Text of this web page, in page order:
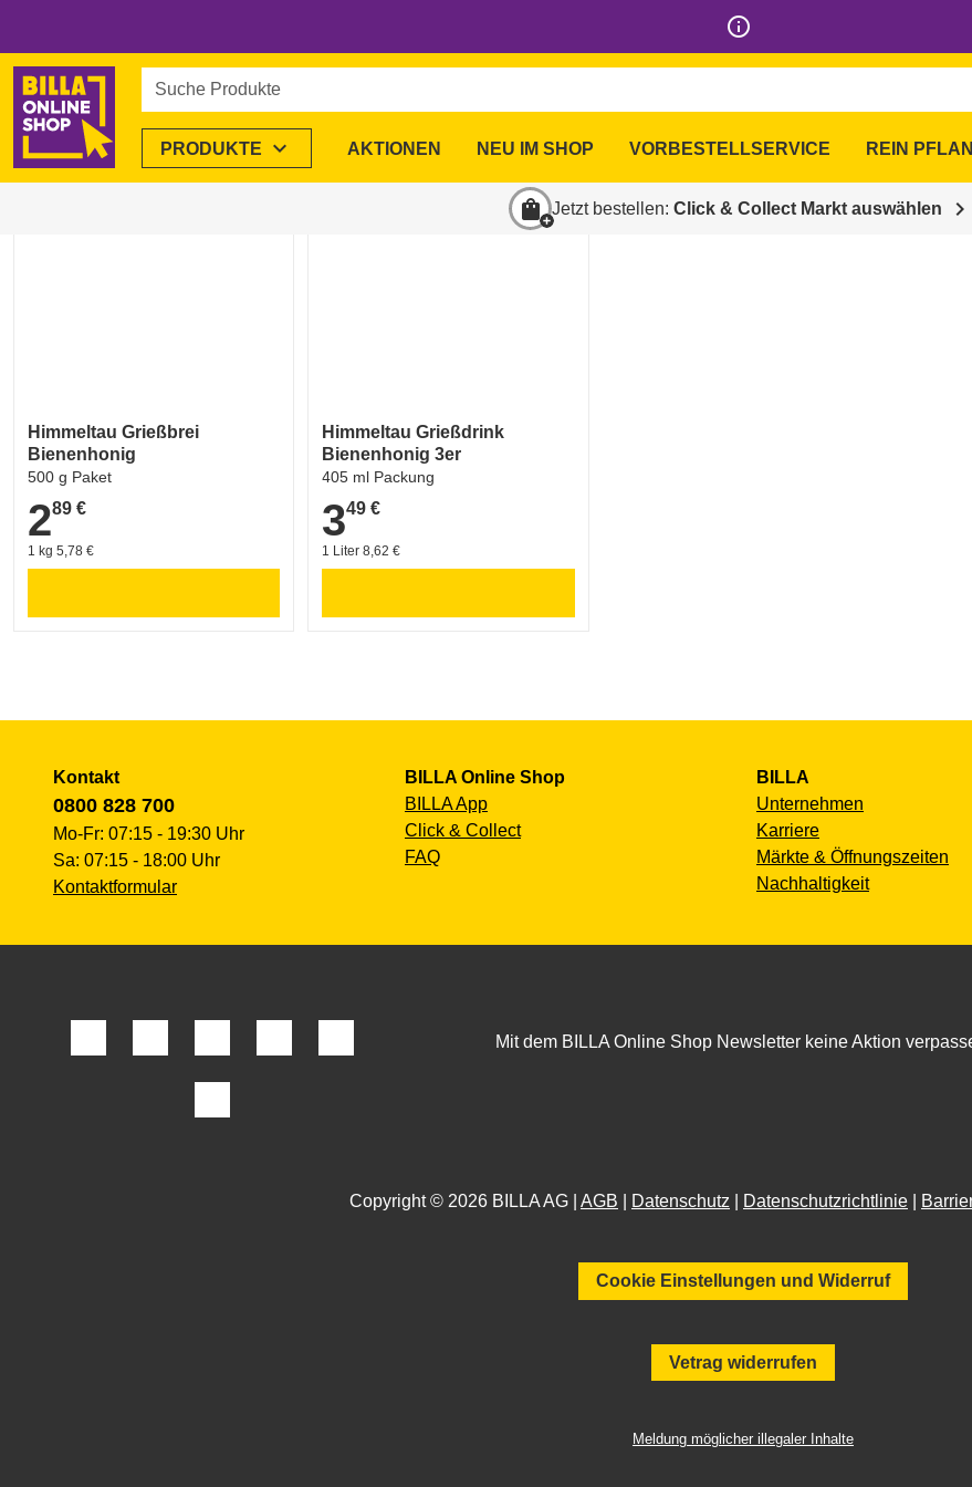
info_outline
Suche Produkte
PRODUKTE expand_more AKTIONEN NEU IM SHOP VORBESTELLSERVICE REIN
shopping_bag Jetzt bestellen: Click & Collect Markt auswählen chevron_right
Himmeltauim BILLA Online Shop
2 Produkte
Himmeltau Grießbrei
Bienenhonig
500 g Paket
2,89 €
289 €
1 kg 5,78 €
favorite_border
Himmeltau Grießdrink
Bienenhonig 3er
405 ml Packung
3,49 €
349 €
1 Liter 8,62 €
Kontakt
0800 828 700
Mo-Fr: 07:15 - 19:30 Uhr
Sa: 07:15 - 18:00 Uhr
Kontaktformular
BILLA Online Shop
BILLA App
Click & Collect
FAQ
BILLA
Unternehmen
Karriere
Märkte & Öffnungszeiten
Nachhaltigkeit
Mit dem BILLA Online Shop Newsletter keine Aktion
Copyright © 2026 BILLA AG | AGB Datenschutz Datenschutzrichtlinie
Cookie Einstellungen und Widerruf
Vetrag widerrufen
Meldung möglicher illegaler Inhalte